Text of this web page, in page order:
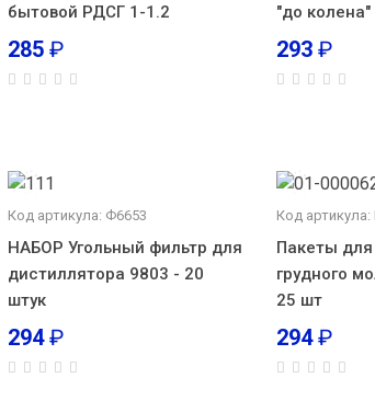
бытовой РДСГ 1-1.2
285 ₽
"до
293 ₽
Код артикула: Ф6653
НАБОР Угольный фильтр для
дистиллятора 9803 - 20
штук
294₽
Код артикула:
Пакеты
грудного
25 шт
294₽